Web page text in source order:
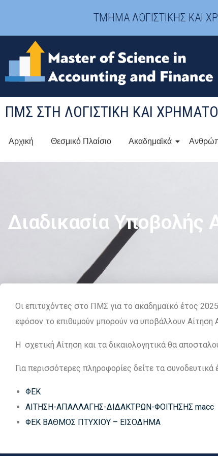
ΤΜΗΜΑ ΛΟΓΙΣΤΙΚΗΣ ΚΑΙ
ΠΜΣ ΣΤΗ ΛΟΓΙΣΤΙΚΉ ΚΑΙ
Αρχική Θεσμικό Πλαίσιο Ακαδημαϊκά
Διαδικασία Υποβολής
Οι επιτυχόντες στο ΠΜΣ για το ακαδημαϊκό έτος
εφόσον το επιθυμούν μπορούν να υποβάλλουν Αίτηση
Η σχετική Αίτηση και τα δικαιολογητικά θα
Για περισσότερες πληροφορίες δείτε τα συνοδευτικά
ΦΕΚ
ΑΙΤΗΣΗ-ΑΠΑΛΛΑΓΗΣ-ΔΙΔΑΚΤΡΩΝ-ΦΟΙΤΗΣΗΣ macc
ΦΕΚ ΒΑΘΜΟΣ ΠΤΥΧΙΟΥ – ΕΙΣΟΔΗΜΑ